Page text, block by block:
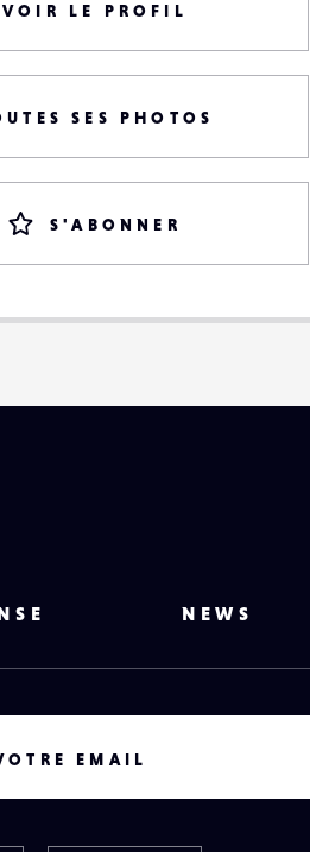
VOIR LE PROFIL
SES PHOTOS
S'ABONNER
NEWS
EMAIL